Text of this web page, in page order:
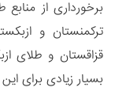
برخورداری از
ترکمنستان و
قزاقستان و طلای
بسیار زیادی برای